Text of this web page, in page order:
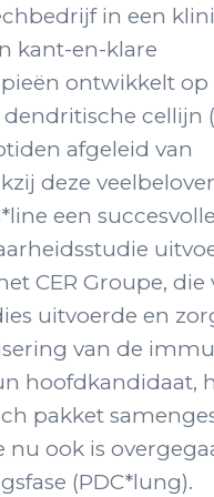
in een
kant-en-klare
ontwikkelt op
cellijn
afgeleid van
deze
een
CER Groupe, die
uitvoerde en
van de
hoofdkandidaat,
pakket
ook is
(PDC*lung).